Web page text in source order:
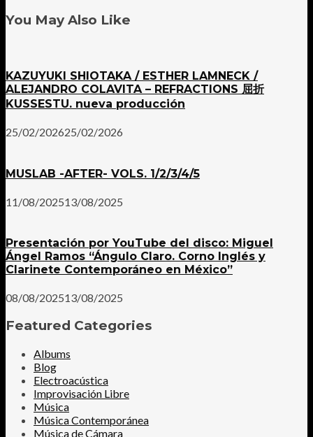
You May Also Like
KAZUYUKI SHIOTAKA / ESTHER LAMNECK /
ALEJANDRO COLAVITA – REFRACTIONS 屈折
KUSSESTU. nueva producción
25/02/202625/02/2026
MUSLAB -AFTER- VOLS. 1/2/3/4/5
11/08/202513/08/2025
Presentación por YouTube del disco: Miguel
Ángel Ramos “Ángulo Claro. Corno Inglés y
Clarinete Contemporáneo en México”
08/08/202513/08/2025
Featured Categories
Albums
Blog
Electroacústica
Improvisación Libre
Música
Música Contemporánea
Música de Cámara